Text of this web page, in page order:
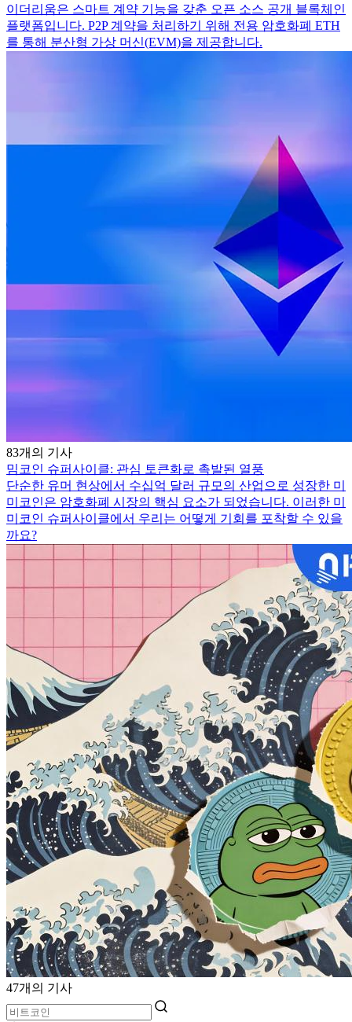
이더리움은 스마트 계약 기능을 갖춘 오픈 소스 공개 블록체인
플랫폼입니다. P2P 계약을 처리하기 위해 전용 암호화폐 ETH
를 통해 분산형 가상 머신(EVM)을 제공합니다.
83개의 기사
밈코인 슈퍼사이클: 관심 토큰화로 촉발된 열풍
단순한 유머 현상에서 수십억 달러 규모의 산업으로 성장한 미
미코인은 암호화폐 시장의 핵심 요소가 되었습니다. 이러한 미
미코인 슈퍼사이클에서 우리는 어떻게 기회를 포착할 수 있을
까요?
47개의 기사